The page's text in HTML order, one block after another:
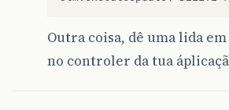
Outra coisa, dê uma lida
no controler da tua